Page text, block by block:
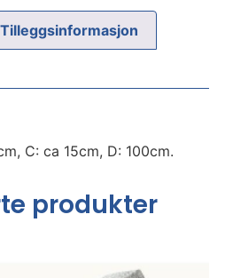
Tilleggsinformasjon
C: ca 15cm, D: 100cm.
produkter